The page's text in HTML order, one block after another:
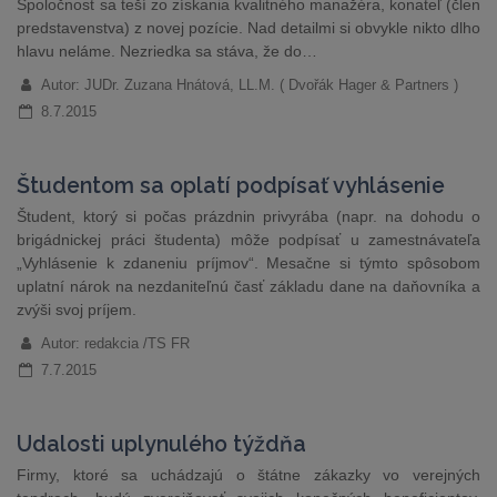
Spoločnosť sa teší zo získania kvalitného manažéra, konateľ (člen
predstavenstva) z novej pozície. Nad detailmi si obvykle nikto dlho
hlavu neláme. Nezriedka sa stáva, že do…
Autor: JUDr. Zuzana Hnátová, LL.M. ( Dvořák Hager & Partners )
8.7.2015
Študentom sa oplatí podpísať vyhlásenie
Študent, ktorý si počas prázdnin privyrába (napr. na dohodu o
brigádnickej práci študenta) môže podpísať u zamestnávateľa
„Vyhlásenie k zdaneniu príjmov“. Mesačne si týmto spôsobom
uplatní nárok na nezdaniteľnú časť základu dane na daňovníka a
zvýši svoj príjem.
Autor: redakcia /TS FR
7.7.2015
Udalosti uplynulého týždňa
Firmy, ktoré sa uchádzajú o štátne zákazky vo verejných